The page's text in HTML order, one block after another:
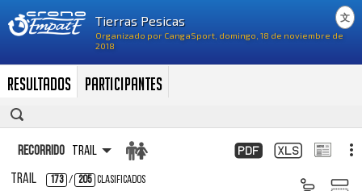
Resultados Participantes
文
Recorrido Trail
Trail 173 / 205 Clasificados